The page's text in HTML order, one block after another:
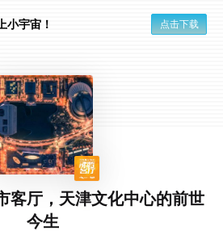
小宇宙！ 点击下载
客厅，天津文化中心的前世
今生